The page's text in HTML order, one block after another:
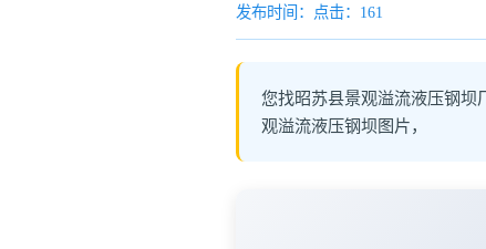
发布时间： 点击：161
您找昭苏县景观溢流液压钢坝
观溢流液压钢坝图片，